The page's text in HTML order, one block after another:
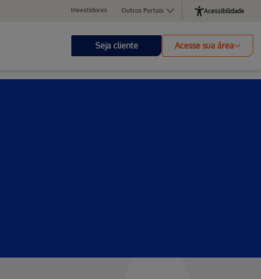
Investidores Outros Portais Acessibilidade
Seja cliente Acesse sua área